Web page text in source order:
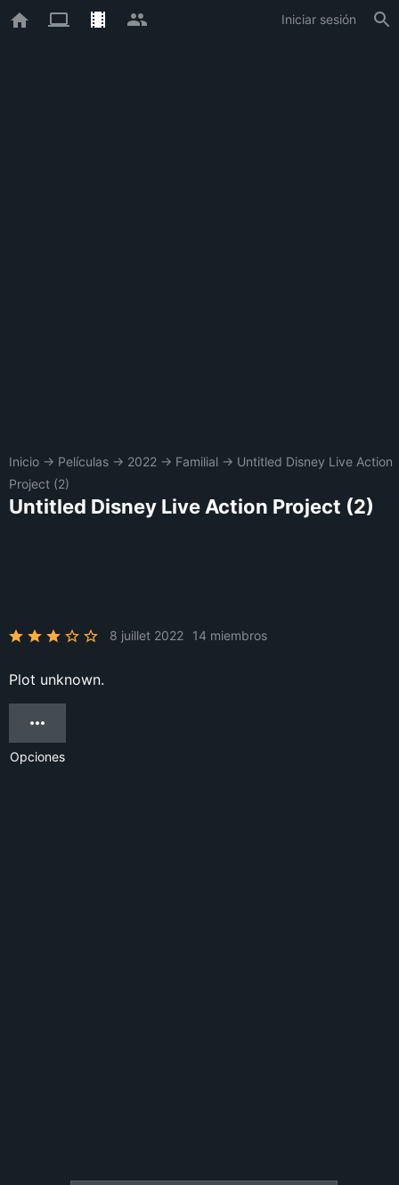
Iniciar sesión
Inicio → Películas → 2022 → Familial → Untitled Disney Live Action
Project (2)
Untitled Disney Live Action Project (2)
8 juillet 2022 14 miembros
Plot unknown.
Opciones